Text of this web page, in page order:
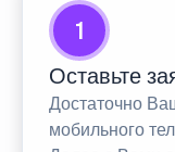
1
Оставьте
Достаточно
мобильного